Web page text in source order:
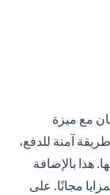
مع ميزة
آمنة للدفع،
هذا بالإضافة
مجانًا. على